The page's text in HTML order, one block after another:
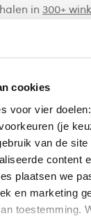
cookies
voor vier
(je
van de site
content
plaatsen we
en marketing
toestemming.
in300+
4.106 reviews